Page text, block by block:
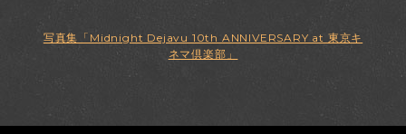
写真集「Midnight Dejavu 10th ANNIVERSARY at 東京キ
ネマ倶楽部」